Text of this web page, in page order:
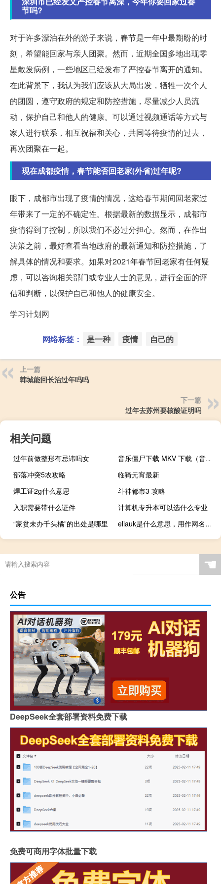
节吗?
对于许多漂泊在外的游子来说，春节是一年中最期盼的时
刻，希望能回家与亲人团聚。然而，近期全国多地出现零
星散发病例，一些地区已经发布了严控春节离开的通知。
在此背景下，我认为我们应该从大局出发，牺牲一次个人
的团圆，遵守政府的规定和防控措施，尽量减少人员流
动，保护自己和他人的健康。可以通过视频通话等方式与
家人进行联系，相互祝福和关心，共同等待疫情的过去，
再次团聚在一起。
现在成都疫情，春节能否回老家(外省)过年呢?
眼下，成都市出现了疫情的情况，这给春节期间回老家过
年带来了一定的不确定性。根据最新的数据显示，成都市
疫情得到了控制，所以我们不必过分担心。然而，在作出
决策之前，最好查看当地政府的最新通知和防控措施，了
解具体的情况和要求。如果对2021年春节回老家有任何疑
虑，可以咨询相关部门或专业人士的意见，进行全面的评
估和判断，以保护自己和他人的健康安全。
学习计划网
网络标签： 是一种 疫情 自己的
上一篇
韩城能回长治过年吗吗
下一篇
过年去苏州要核酸证明吗
相关问题
过年前做整形有忌讳吗女
音乐僵尸下载 MKV 下载（音乐僵尸下载）
部落冲突5农攻略
临猗元宵最新
焊工证2g什么意思
斗神都市3 攻略
入职需要带什么证件
计算机专升本可以选什么专业
“家贫未办千头橘”的出处是哪里
eliauk是什么意思，用作网名表达什么意思什么梗
☚
公告
DeepSeek全套部署资料免费下载
免费可商用字体批量下载